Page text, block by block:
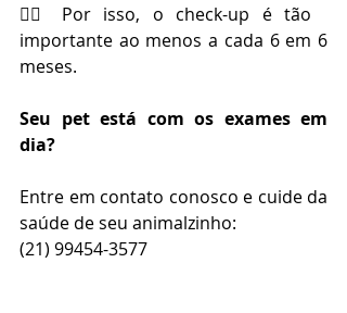
🧑‍⚕️ Por isso, o check-up é tão
importante ao menos a cada 6 em 6
meses.
Seu pet está com os exames em
dia?
Entre em contato conosco e cuide da
saúde de seu animalzinho:
(21) 99454-3577